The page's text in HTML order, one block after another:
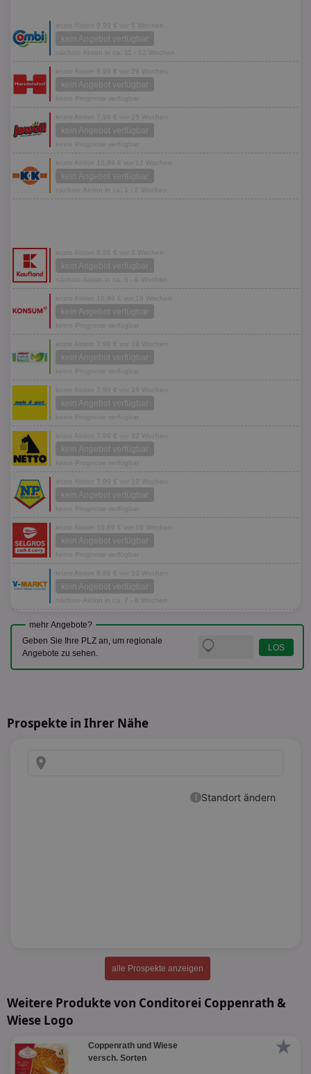
letzte Aktion 9,99 € vor 6 Wochen
kein Angebot verfügbar
nächste Aktion in ca. 11 - 12 Wochen
letzte Aktion 9,99 € vor 29 Wochen
kein Angebot verfügbar
keine Prognose verfügbar
letzte Aktion 7,99 € vor 25 Wochen
kein Angebot verfügbar
keine Prognose verfügbar
letzte Aktion 10,99 € vor 12 Wochen
kein Angebot verfügbar
nächste Aktion in ca. 1 - 2 Wochen
letzte Aktion 8,88 € vor 3 Wochen
kein Angebot verfügbar
nächste Aktion in ca. 5 - 6 Wochen
letzte Aktion 10,99 € vor 19 Wochen
kein Angebot verfügbar
keine Prognose verfügbar
letzte Aktion 7,99 € vor 19 Wochen
kein Angebot verfügbar
keine Prognose verfügbar
letzte Aktion 7,99 € vor 19 Wochen
kein Angebot verfügbar
keine Prognose verfügbar
letzte Aktion 7,99 € vor 32 Wochen
kein Angebot verfügbar
keine Prognose verfügbar
letzte Aktion 7,99 € vor 19 Wochen
kein Angebot verfügbar
keine Prognose verfügbar
letzte Aktion 10,69 € vor 19 Wochen
kein Angebot verfügbar
keine Prognose verfügbar
letzte Aktion 8,88 € vor 10 Wochen
kein Angebot verfügbar
nächste Aktion in ca. 7 - 8 Wochen
mehr Angebote?
Geben Sie Ihre PLZ an, um regionale
Angebote zu sehen.
Prospekte in Ihrer Nähe
alle Prospekte anzeigen
Weitere Produkte von Conditorei Coppenrath &
Wiese Logo
★
Coppenrath und Wiese
versch. Sorten